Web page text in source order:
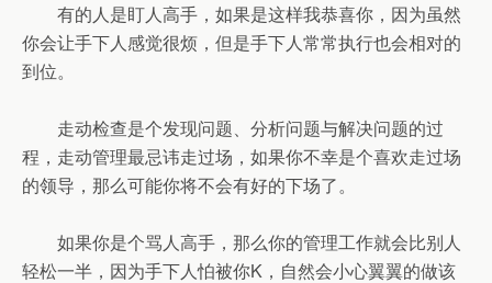
有的人是盯人高手，如果是这样我恭喜你，因为虽然
你会让手下人感觉很烦，但是手下人常常执行也会相对的
到位。
走动检查是个发现问题、分析问题与解决问题的过
程，走动管理最忌讳走过场，如果你不幸是个喜欢走过场
的领导，那么可能你将不会有好的下场了。
如果你是个骂人高手，那么你的管理工作就会比别人
轻松一半，因为手下人怕被你K，自然会小心翼翼的做该